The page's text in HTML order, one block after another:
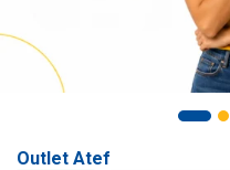
Outlet Atef